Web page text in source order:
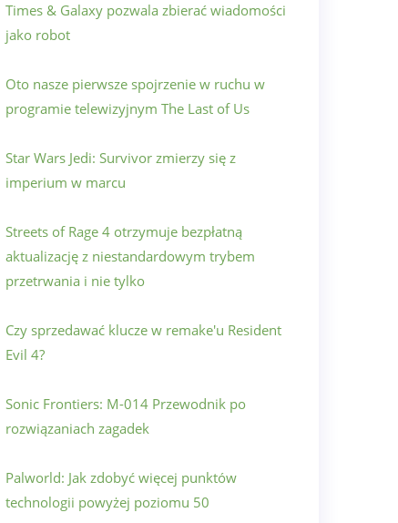
Times & Galaxy pozwala zbierać wiadomości
jako robot
Oto nasze pierwsze spojrzenie w ruchu w
programie telewizyjnym The Last of Us
Star Wars Jedi: Survivor zmierzy się z
imperium w marcu
Streets of Rage 4 otrzymuje bezpłatną
aktualizację z niestandardowym trybem
przetrwania i nie tylko
Czy sprzedawać klucze w remake'u Resident
Evil 4?
Sonic Frontiers: M-014 Przewodnik po
rozwiązaniach zagadek
Palworld: Jak zdobyć więcej punktów
technologii powyżej poziomu 50